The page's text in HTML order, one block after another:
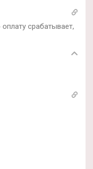
срабатывает,